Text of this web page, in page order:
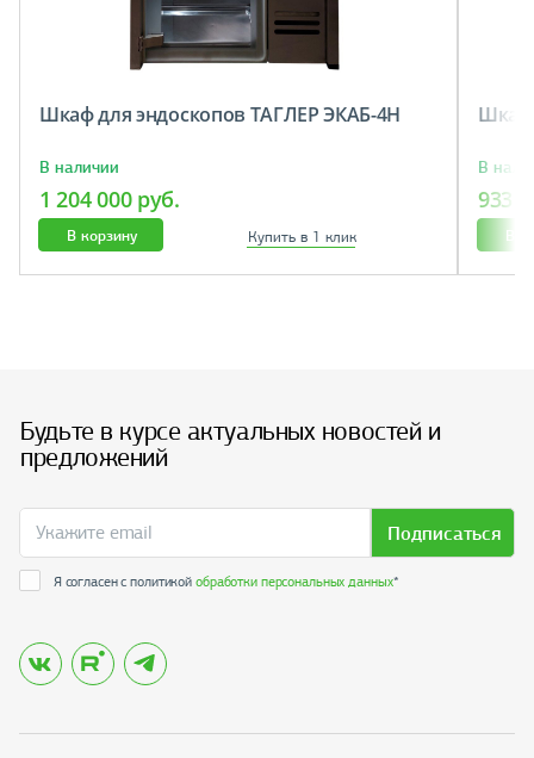
Шкаф для эндоскопов ТАГЛЕР ЭКАБ-4Н
В наличии
1 204 000 руб.
В корзину Купить в 1 клик
Шкаф
В
933
В
Будьте в курсе актуальных новостей и
предложений
Подписаться
Я согласен с политикойобработки персональных данных*